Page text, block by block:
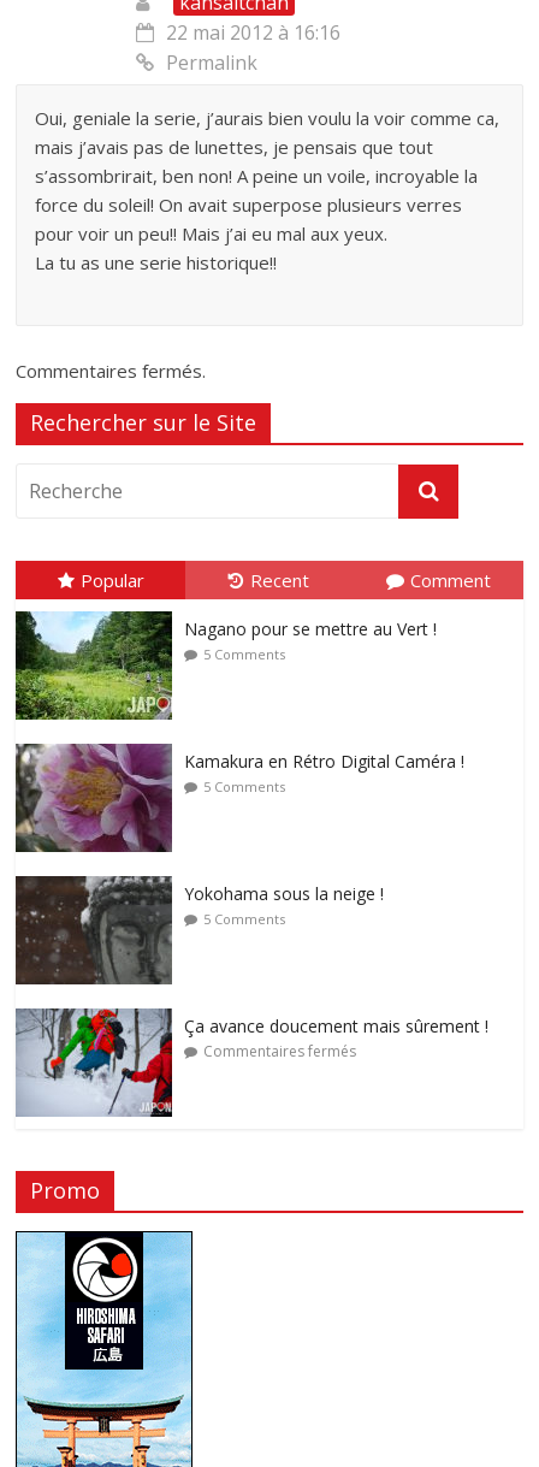
22 mai 2012 à 16:16
Permalink
Oui, geniale la serie, j’aurais bien voulu la voir comme ca,
mais j’avais pas de lunettes, je pensais que tout
s’assombrirait, ben non! A peine un voile, incroyable la
force du soleil! On avait superpose plusieurs verres
pour voir un peu!! Mais j’ai eu mal aux yeux.
La tu as une serie historique!!
Commentaires fermés.
Rechercher sur le Site
Popular Recent Comment
Nagano pour se mettre au Vert !
5 Comments
Kamakura en Rétro Digital Caméra !
5 Comments
Yokohama sous la neige !
5 Comments
Ça avance doucement mais sûrement !
Commentaires fermés
Promo